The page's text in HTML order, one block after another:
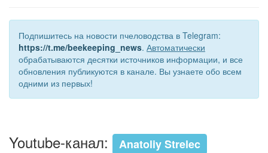
Подпишитесь на новости пчеловодства в Telegram:
https://t.me/beekeeping_news. Автоматически
обрабатываются десятки источников информации, и все
обновления публикуются в канале. Вы узнаете обо всем
одними из первых!
Youtube-канал: Anatoliy Strelec